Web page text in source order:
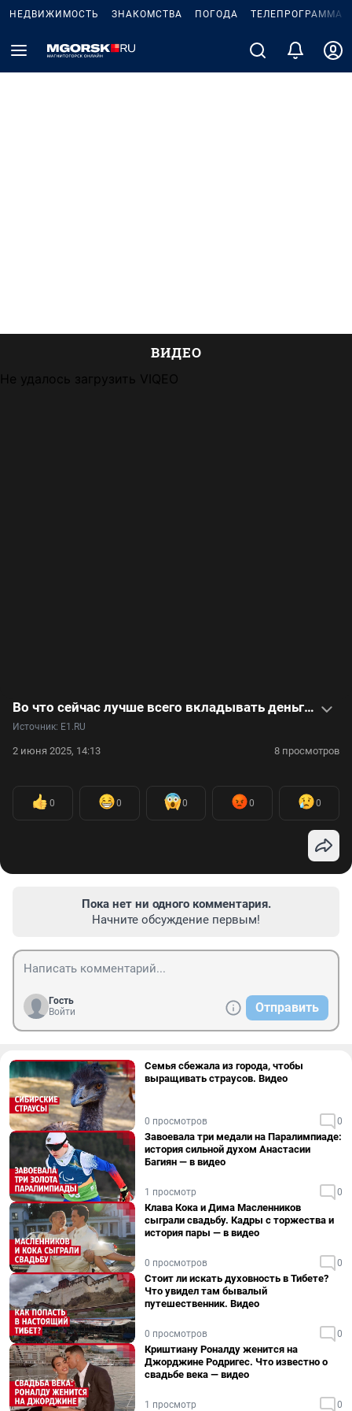
НЕДВИЖИМОСТЬ ЗНАКОМСТВА ПОГОДА ТЕЛЕПРОГРАММА
ВИДЕО
Не удалось загрузить VIQEO
Во что сейчас лучше всего вкладывать деньги? Видео с известным аналитиком
Источник: E1.RU
2 июня 2025, 14:13 8 просмотров
0 0 0 0 0
Пока нет ни одного комментария.
Начните обсуждение первым!
Гость
Войти
Отправить
Семья сбежала из города, чтобы
выращивать страусов. Видео
0 просмотров 0
Завоевала три медали на Паралимпиаде:
история сильной духом Анастасии
Багиян — в видео
1 просмотр 0
Клава Кока и Дима Масленников
сыграли свадьбу. Кадры с торжества и
история пары — в видео
0 просмотров 0
Стоит ли искать духовность в Тибете?
Что увидел там бывалый
путешественник. Видео
0 просмотров 0
Криштиану Роналду женится на
Джорджине Родригес. Что известно о
свадьбе века — видео
1 просмотр 0